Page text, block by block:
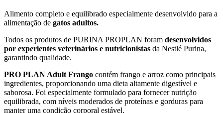
Alimento completo e equilibrado especialmente desenvolvido para a
alimentação de gatos adultos.
Todos os produtos de PURINA PROPLAN foram desenvolvidos
por experientes veterinários e nutricionistas da Nestlé Purina,
garantindo qualidade.
PRO PLAN Adult Frango contém frango e arroz como principais
ingredientes, proporcionando uma dieta altamente digestível e
saborosa. Foi especialmente formulado para fornecer nutrição
equilibrada, com níveis moderados de proteínas e gorduras para
manter uma condição corporal estável.